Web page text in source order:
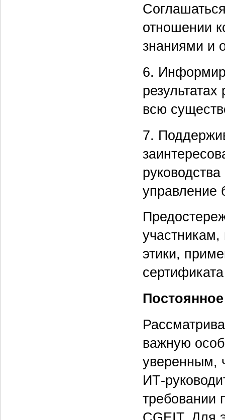
отношении
знаниями и
6.
всю
7.
управление
этики,
важную
уверенным,
ИТ-
требовании